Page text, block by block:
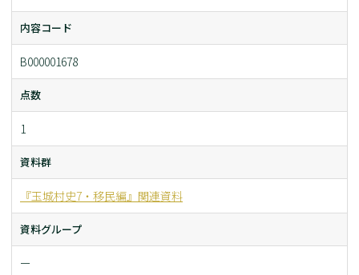
内容コード
B000001678
点数
1
資料群
『玉城村史7・移民編』関連資料
資料グループ
ー